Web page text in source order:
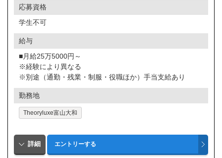
応募資格
学生不可
給与
■月給25万5000円～
※経験により異なる
※別途（通勤・残業・制服・役職ほか）手当支給あり
勤務地
Theoryluxe富山大和